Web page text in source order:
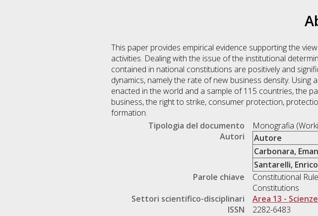
This paper provides empirical evidence supporting the
activities. Dealing with the issue of the institutional
contained in national constitutions are positively and
dynamics, namely the rate of new business density.
enacted in the world and a sample of 115 countries, the
business, the right to strike, consumer protection,
formation.
Tipologia del documento
Monografia
Autori
Autore
Carbonara,
Santarelli, Enrico
Parole chiave
Constitutional
Constitutions
Settori scientifico-disciplinari
Area 13 -
ISSN
2282-6483